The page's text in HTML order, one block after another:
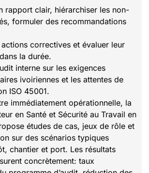
rapport clair, hiérarchiser les non-
formuler des recommandations
actions correctives et évaluer leur
la durée.
interne sur les exigences
ivoiriennes et les attentes de
ISO 45001.
immédiatement opérationnelle, la
en Santé et Sécurité au Travail en
études de cas, jeux de rôle et
sur des scénarios typiques
chantier et port. Les résultats
concrètement: taux